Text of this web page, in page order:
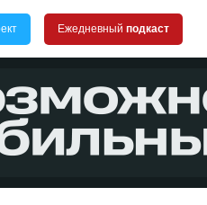
Ежедневный подкаст